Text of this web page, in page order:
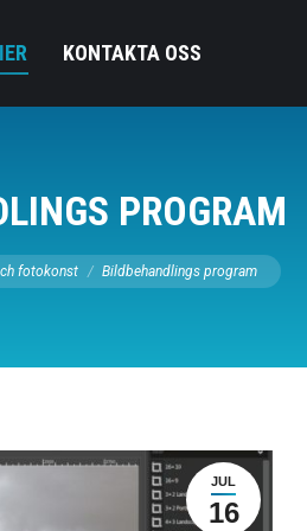
KONTAKTA OSS
PROGRAM
fotokonst Bildbehandlings program
JUL
16